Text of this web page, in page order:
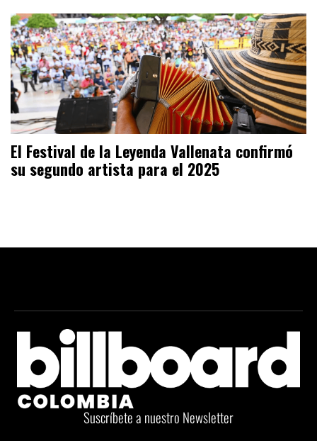
El Festival de la Leyenda Vallenata confirmó
su segundo artista para el 2025
Suscríbete a nuestro Newsletter